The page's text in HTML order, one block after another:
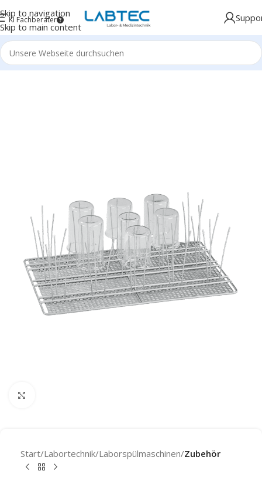
Skip to navigation
Skip to main content
KI Fachberater
Start Labortechnik Laborspülmaschinen Zubehör